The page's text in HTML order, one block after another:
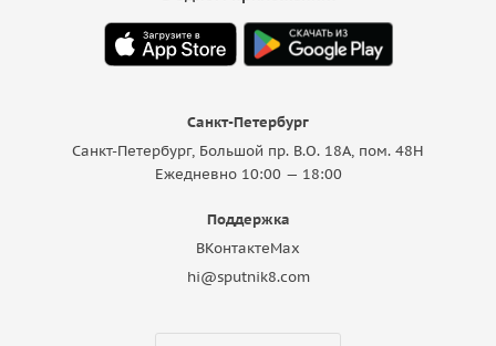
Санкт-Петербург
Санкт-Петербург, Большой пр. В.О. 18A, пом. 48Н
Ежедневно 10:00 — 18:00
Поддержка
ВКонтактеMax
hi@sputnik8.com